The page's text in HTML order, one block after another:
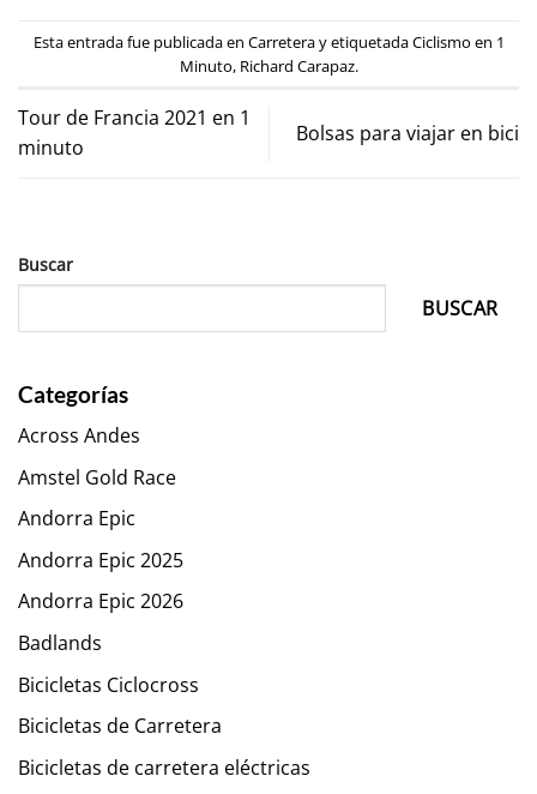
Esta entrada fue publicada en Carreteray etiquetadaCiclismo en 1
Minuto, Richard Carapaz.
Tour de Francia 2021 en 1
minuto
Bolsas para viajar en bici
Buscar
BUSCAR
Categorías
Across Andes
Amstel Gold Race
Andorra Epic
Andorra Epic 2025
Andorra Epic 2026
Badlands
Bicicletas Ciclocross
Bicicletas de Carretera
Bicicletas de carretera eléctricas